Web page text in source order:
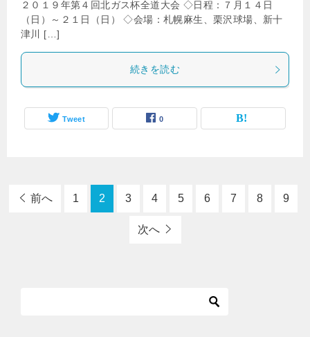
２０１９年第４回北ガス杯全道大会 ◇日程：７月１４日
（日）～２１日（日） ◇会場：札幌麻生、栗沢球場、新十
津川 […]
続きを読む
Tweet 0
前へ 1 2 3 4 5 6 7 8 9
次へ